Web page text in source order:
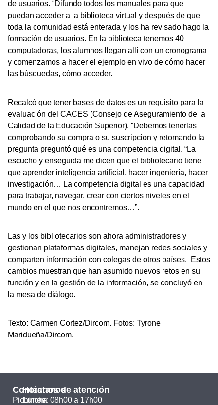
de usuarios. “Difundo todos los manuales para que
puedan acceder a la biblioteca virtual y después de que
toda la comunidad está enterada y los ha revisado hago la
formación de usuarios. En la biblioteca tenemos 40
computadoras, los alumnos llegan allí con un cronograma
y comenzamos a hacer el ejemplo en vivo de cómo hacer
las búsquedas, cómo acceder.
Recalcó que tener bases de datos es un requisito para la
evaluación del CACES (Consejo de Aseguramiento de la
Calidad de la Educación Superior). “Debemos tenerlas
comprobando su compra o su suscripción y retomando la
pregunta preguntó qué es una competencia digital. “La
escucho y enseguida me dicen que el bibliotecario tiene
que aprender inteligencia artificial, hacer ingeniería, hacer
investigación… La competencia digital es una capacidad
para trabajar, navegar, crear con ciertos niveles en el
mundo en el que nos encontremos…”.
Las y los bibliotecarios son ahora administradores y
gestionan plataformas digitales, manejan redes sociales y
comparten información con colegas de otros países. Estos
cambios muestran que han asumido nuevos retos en su
función y en la gestión de la información, se concluyó en
la mesa de diálogo.
Texto: Carmen Cortez/Dircom. Fotos: Tyrone
Maridueña/Dircom.
Contáctanos
Pichincha
Horarios de atención
Lunes: 08h00 a 17h00